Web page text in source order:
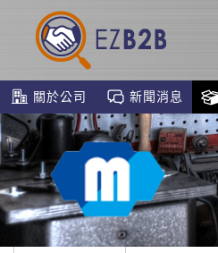
關於公司 新聞消息